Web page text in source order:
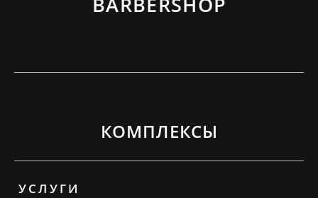
КОМПЛЕКСЫ
УСЛУГИ